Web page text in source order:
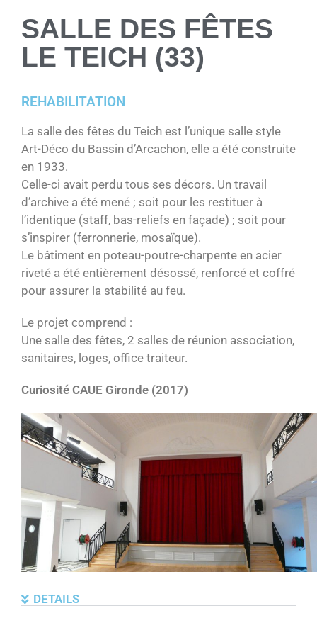
SALLE DES FÊTES
LE TEICH (33)
REHABILITATION
La salle des fêtes du Teich est l’unique salle style
Art-Déco du Bassin d’Arcachon, elle a été construite
en 1933.
Celle-ci avait perdu tous ses décors. Un travail
d’archive a été mené ; soit pour les restituer à
l’identique (staff, bas-reliefs en façade) ; soit pour
s’inspirer (ferronnerie, mosaïque).
Le bâtiment en poteau-poutre-charpente en acier
riveté a été entièrement désossé, renforcé et coffré
pour assurer la stabilité au feu.
Le projet comprend :
Une salle des fêtes, 2 salles de réunion association,
sanitaires, loges, office traiteur.
Curiosité CAUE Gironde (2017)
DETAILS